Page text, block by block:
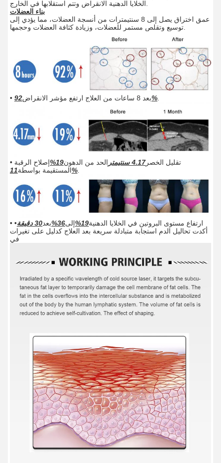
بناء العضلات
عمق اختراق يصل إلى 8 سنتيمترات من أنسجة العضلات، مما يؤدي إلى
• بعد 8 ساعات من العلاج ارتفع مؤشر الانقراض92%
• تقليل الخصر4.17 سنتيمتر الحد من الدهون19%
إصلاح الرقبة
المستقيمة بواسطة11%
• ارتفاع مستوى البروتين في الخلايا الدهنية19% إلى36% بعد30 دقيقة
•
أكدت تحاليل الدم استجابة متبادلة سريعة بعد العلاج كدليل على تغيرات
في